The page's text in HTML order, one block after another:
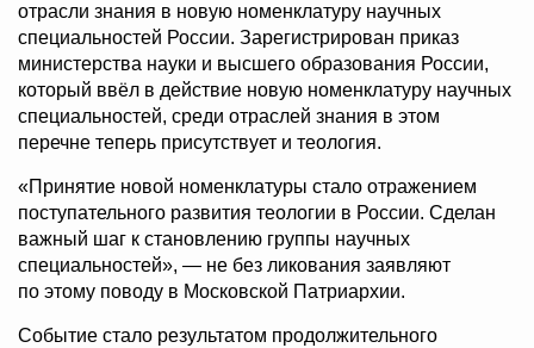
отрасли знания в новую номенклатуру научных
специальностей России. Зарегистрирован приказ
министерства науки и высшего образования России,
который ввёл в действие новую номенклатуру научных
специальностей, среди отраслей знания в этом
перечне теперь присутствует и теология.
«Принятие новой номенклатуры стало отражением
поступательного развития теологии в России. Сделан
важный шаг к становлению группы научных
специальностей», — не без ликования заявляют
по этому поводу в Московской Патриархии.
Событие стало результатом продолжительного